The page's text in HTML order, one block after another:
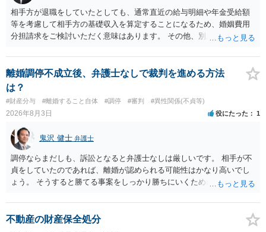
相手方が退職をしていたとしても、通常直近の給与明細や年金受給額
等を考慮して相手方の基礎収入を算定することになるため、婚姻費用
分担請求をご検討いただく意味はあります。 その他、別居の経緯、質
て、ご検討いただくのが良いかと思います。
離婚調停不成立後、弁護士なしで裁判を進める方法
は？
#財産分与 #離婚すること自体 #調停 #審判 #異性関係(不貞等)
2026年8月3日 役にたった 1
鬼沢 健士 弁護士
調停ならまだしも、訴訟となると弁護士なしは厳しいです。 相手が不
貞をしていたのであれば、離婚が認められる可能性はかなり高いでし
ょう。 そうすると勝てる事案をしっかり勝ちにいくためにも弁護士委
不動産の財産保全処分